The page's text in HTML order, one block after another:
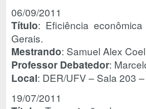
06/09/2011
Título: Eficiência
Gerais.
Mestrando: Samuel Alex
Professor Debatedor:
Local: DER/UFV – Sala 203
19/07/2011